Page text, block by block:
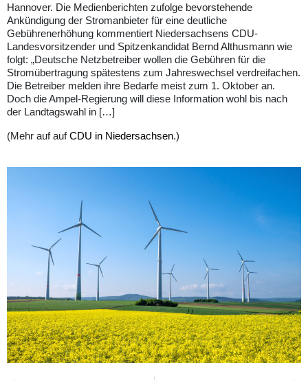
Hannover. Die Medienberichten zufolge bevorstehende
Ankündigung der Stromanbieter für eine deutliche
Gebührenerhöhung kommentiert Niedersachsens CDU-
Landesvorsitzender und Spitzenkandidat Bernd Althusmann wie
folgt: „Deutsche Netzbetreiber wollen die Gebühren für die
Stromübertragung spätestens zum Jahreswechsel verdreifachen.
Die Betreiber melden ihre Bedarfe meist zum 1. Oktober an.
Doch die Ampel-Regierung will diese Information wohl bis nach
der Landtagswahl in […]
(Mehr auf aufCDU in Niedersachsen.)